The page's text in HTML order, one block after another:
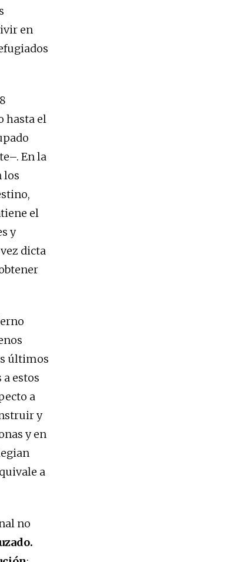
en
hasta el
En la
los
el
y
dicta
últimos
estos
a
y
y en
a
no